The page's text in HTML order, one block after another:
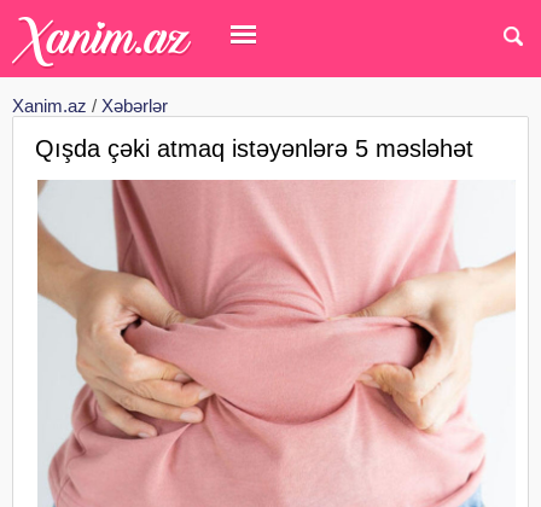
Xanim.az / Xəbərlər
Qışda çəki atmaq istəyənlərə 5 məsləhət